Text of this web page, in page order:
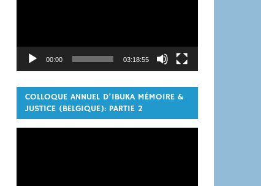
00:00 03:18:55
COLLOQUE ANNUEL D’IBUKA MÉMOIRE &
JUSTICE (BELGIQUE): PARTIE 2